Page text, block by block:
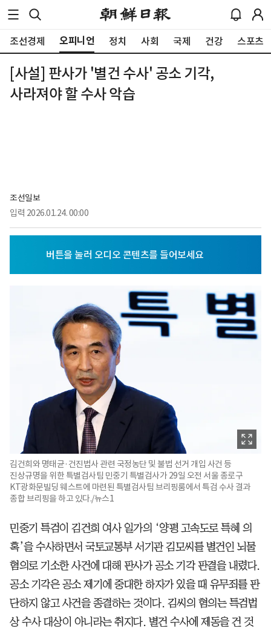
조선경제 오피니언 정치 사회 국제 건강 스포츠
[사설] 판사가 '별건 수사' 공소 기각,
사라져야 할 수사 악습
조선일보
입력 2026.01.24. 00:00
김건희와 명태균·건진법사 관련 국정농단 및 불법 선거 개입 사건 등
진상규명을 위한 특별검사팀 민중기 특별검사가 29일 오전 서울 종로구
KT광화문빌딩 웨스트에 마련된 특별검사팀 브리핑룸에서 특검 수사 결과
종합 브리핑을 하고 있다./뉴스1
민중기 특검이 김건희 여사 일가의 ‘양평 고속도로 특혜 의
혹’을 수사하면서 국토교통부 서기관 김모씨를 별건인 뇌물
혐의로 기소한 사건에 대해 판사가 공소 기각 판결을 내렸다.
공소 기각은 공소 제기에 중대한 하자가 있을 때 유무죄를 판
단하지 않고 사건을 종결하는 것이다. 김씨의 혐의는 특검법
상 수사 대상이 아니라는 취지다. 별건 수사에 제동을 건 것